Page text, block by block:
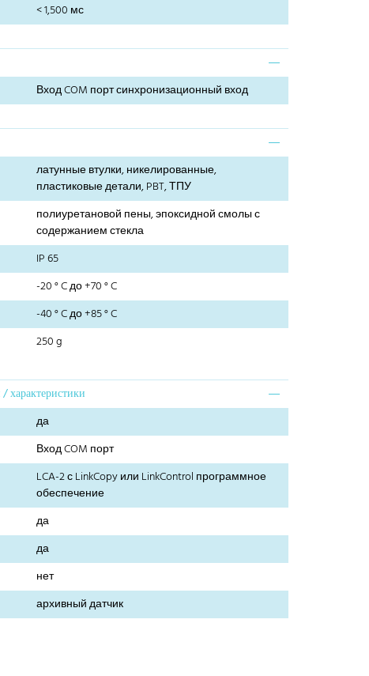
< 1,500 мс
Вход COM порт синхронизационный вход
латунные втулки, никелированные,
пластиковые детали, PBT, ТПУ
полиуретановой пены, эпоксидной смолы с
содержанием стекла
IP 65
-20 ° C до +70 ° C
-40 ° C до +85 ° C
250 g
характеристики
да
Вход COM порт
LCA-2 с LinkCopy или LinkControl программное
обеспечение
да
да
нет
архивный датчик